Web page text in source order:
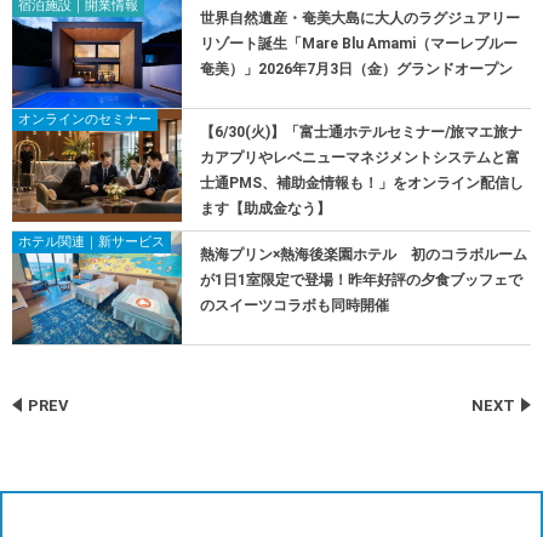
宿泊施設｜開業情報
世界自然遺産・奄美大島に大人のラグジュアリー
リゾート誕生「Mare Blu Amami（マーレブルー
奄美）」2026年7月3日（金）グランドオープン
オンラインのセミナー
【6/30(火)】「富士通ホテルセミナー/旅マエ旅ナ
カアプリやレベニューマネジメントシステムと富
士通PMS、補助金情報も！」をオンライン配信し
ます【助成金なう】
ホテル関連｜新サービス
熱海プリン×熱海後楽園ホテル 初のコラボルーム
が1日1室限定で登場！昨年好評の夕食ブッフェで
のスイーツコラボも同時開催
PREV NEXT